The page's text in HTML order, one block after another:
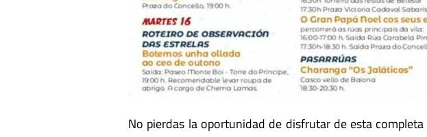
No pierdas la oportunidad de disfrutar de esta completa